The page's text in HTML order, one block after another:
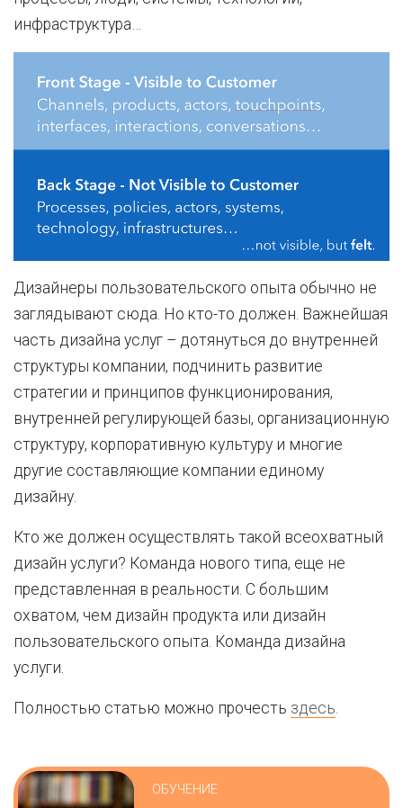
инфраструктура…
Дизайнеры пользовательского опыта обычно не
заглядывают сюда. Но кто-то должен. Важнейшая
часть дизайна услуг – дотянуться до внутренней
структуры компании, подчинить развитие
стратегии и принципов функционирования,
внутренней регулирующей базы, организационную
структуру, корпоративную культуру и многие
другие составляющие компании единому
дизайну.
Кто же должен осуществлять такой всеохватный
дизайн услуги? Команда нового типа, еще не
представленная в реальности. С большим
охватом, чем дизайн продукта или дизайн
пользовательского опыта. Команда дизайна
услуги.
Полностью статью можно прочесть здесь.
ОБУЧЕНИЕ